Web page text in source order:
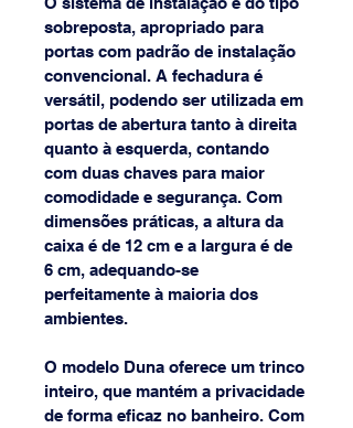
sobreposta, apropriado para
portas com padrão de instalação
convencional. A fechadura é
versátil, podendo ser utilizada em
portas de abertura tanto à direita
quanto à esquerda, contando
com duas chaves para maior
comodidade e segurança. Com
dimensões práticas, a altura da
caixa é de 12 cm e a largura é de
6 cm, adequando-se
perfeitamente à maioria dos
ambientes.
O modelo Duna oferece um trinco
inteiro, que mantém a privacidade
de forma eficaz no banheiro. Com